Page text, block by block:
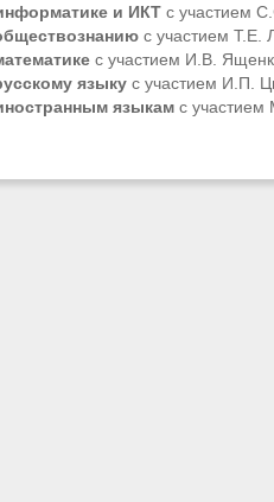
и ИКТс участием
с участием Т.Е.
с участием И.В.
языку с участием И.П.
языкамс